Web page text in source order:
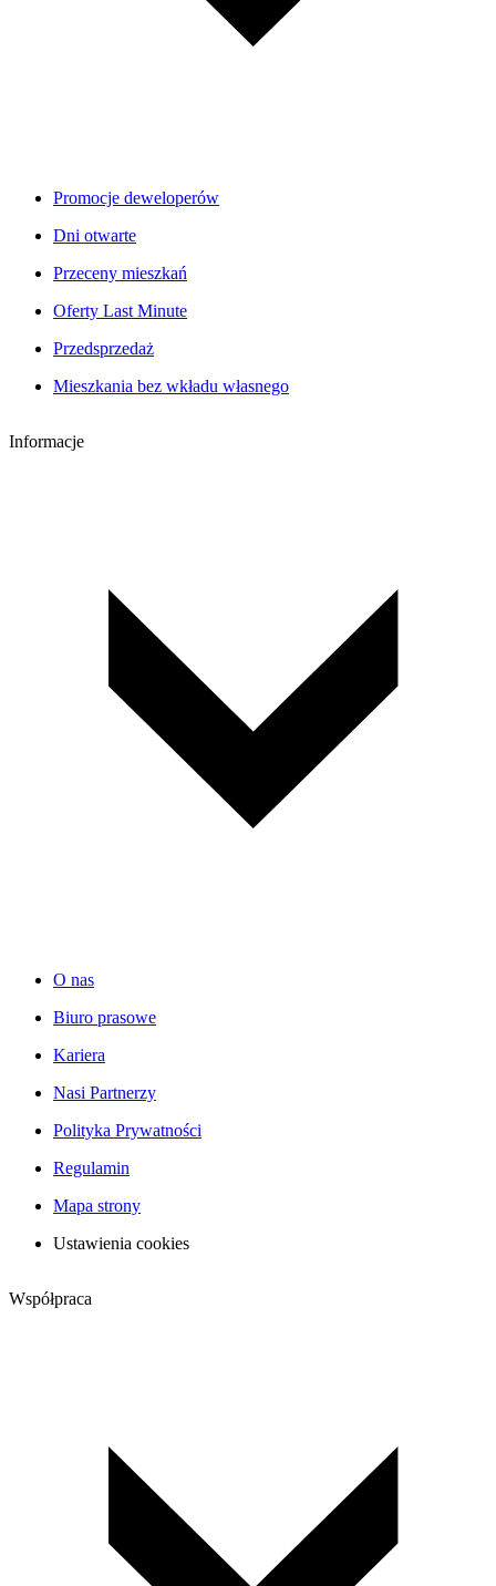
Promocje deweloperów
Dni otwarte
Przeceny mieszkań
Oferty Last Minute
Przedsprzedaż
Mieszkania bez wkładu własnego
Informacje
O nas
Biuro prasowe
Kariera
Nasi Partnerzy
Polityka Prywatności
Regulamin
Mapa strony
Ustawienia cookies
Współpraca